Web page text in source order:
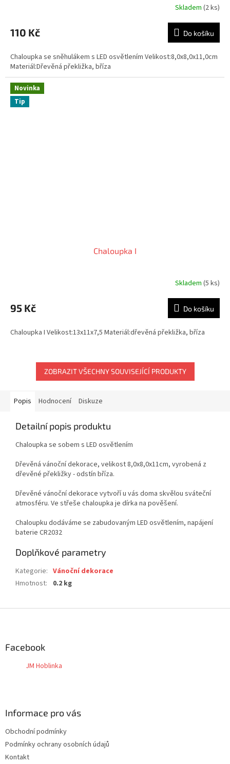
Skladem (2 ks)
110 Kč Do košíku
Chaloupka se sněhulákem s LED osvětlením Velikost:8,0x8,0x11,0cm
Materiál:Dřevěná překližka, bříza
Novinka
Tip
Chaloupka I
produktu
je
z
Skladem(5 ks)
95 Kč Do košíku
Chaloupka I Velikost:13x11x7,5 Materiál:dřevěná překližka, bříza
ZOBRAZIT VŠECHNY SOUVISEJÍCÍ PRODUKTY
Popis Hodnocení Diskuze
Detailní popis produktu
Chaloupka se sobem s LED osvětlením
Dřevěná vánoční dekorace, velikost 8,0x8,0x11cm, vyrobená z
dřevěné překližky - odstín bříza.
Dřevěné vánoční dekorace vytvoří u vás doma skvělou sváteční
atmosféru. Ve střeše chaloupka je dírka na pověšení.
Chaloupku dodáváme se zabudovaným LED osvětlením, napájení
baterie CR2032
Doplňkové parametry
Kategorie: Vánoční dekorace
Hmotnost: 0.2 kg
Facebook
JM Hoblinka
Informace pro vás
Obchodní podmínky
Podmínky ochrany osobních údajů
Kontakt